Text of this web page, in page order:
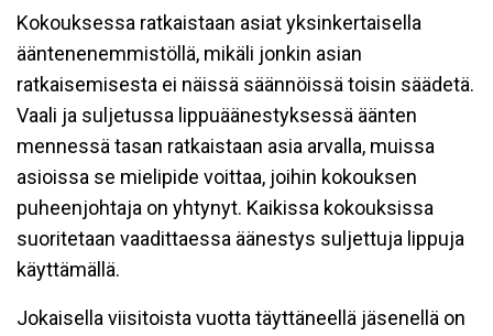
Kokouksessa ratkaistaan asiat yksinkertaisella
ääntenenemmistöllä, mikäli jonkin asian
ratkaisemisesta ei näissä säännöissä toisin säädetä.
Vaali ja suljetussa lippuäänestyksessä äänten
mennessä tasan ratkaistaan asia arvalla, muissa
asioissa se mielipide voittaa, joihin kokouksen
puheenjohtaja on yhtynyt. Kaikissa kokouksissa
suoritetaan vaadittaessa äänestys suljettuja lippuja
käyttämällä.
Jokaisella viisitoista vuotta täyttäneellä jäsenellä on